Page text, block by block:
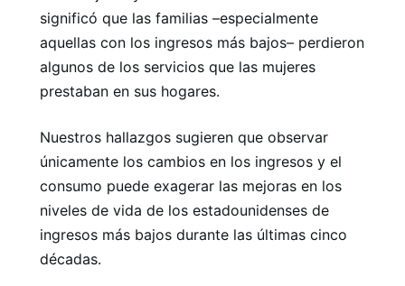
significó que las familias –especialmente
aquellas con los ingresos más bajos– perdieron
algunos de los servicios que las mujeres
prestaban en sus hogares.
Nuestros hallazgos sugieren que observar
únicamente los cambios en los ingresos y el
consumo puede exagerar las mejoras en los
niveles de vida de los estadounidenses de
ingresos más bajos durante las últimas cinco
décadas.